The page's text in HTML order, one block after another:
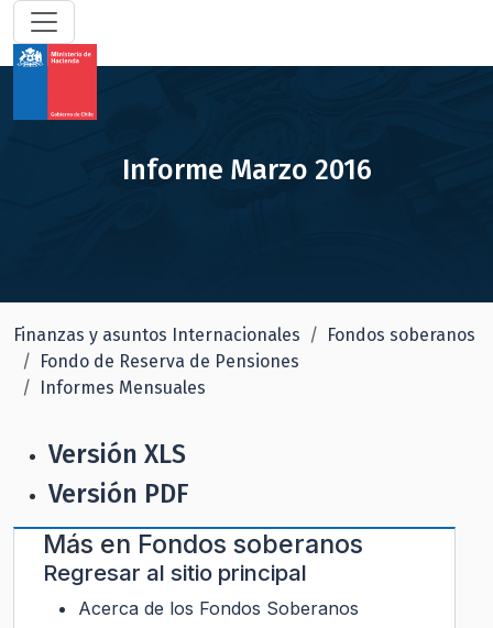
Informe Marzo 2016
Finanzas y asuntos Internacionales
Fondos soberanos
Fondo de Reserva de Pensiones
Informes Mensuales
Versión XLS
Versión PDF
Más en Fondos soberanos
Regresar al sitio principal
Acerca de los Fondos Soberanos